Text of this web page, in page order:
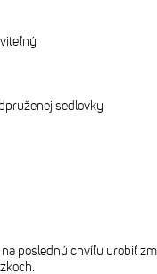
sedlovky
poslednú chvíľu urobiť